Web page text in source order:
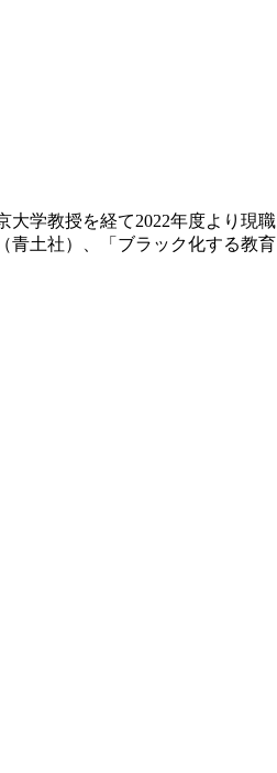
学教授を経て2022年度より現
土社）、「ブラック化する教育